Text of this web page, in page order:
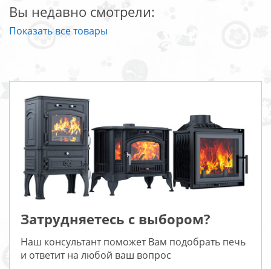
Вы недавно смотрели:
Показать все товары
Затрудняетесь с выбором?
Наш консультант поможет Вам подобрать печь
и ответит на любой ваш вопрос